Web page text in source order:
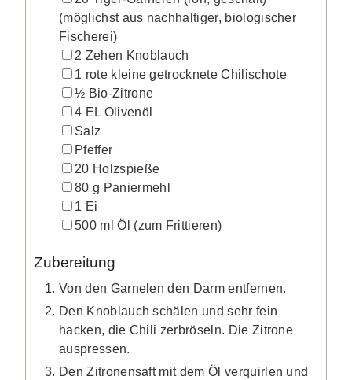
(möglichst aus nachhaltiger, biologischer
Fischerei)
▢
2 Zehen Knoblauch
▢
1 rote kleine getrocknete Chilischote
▢
½ Bio-Zitrone
▢
4 EL Olivenöl
▢
Salz
▢
Pfeffer
▢
20 Holzspieße
▢
80 g Paniermehl
▢
1 Ei
▢
500 ml Öl (zum Frittieren)
Zubereitung
Von den Garnelen den Darm entfernen.
Den Knoblauch schälen und sehr fein
hacken, die Chili zerbröseln. Die Zitrone
auspressen.
Den Zitronensaft mit dem Öl verquirlen und